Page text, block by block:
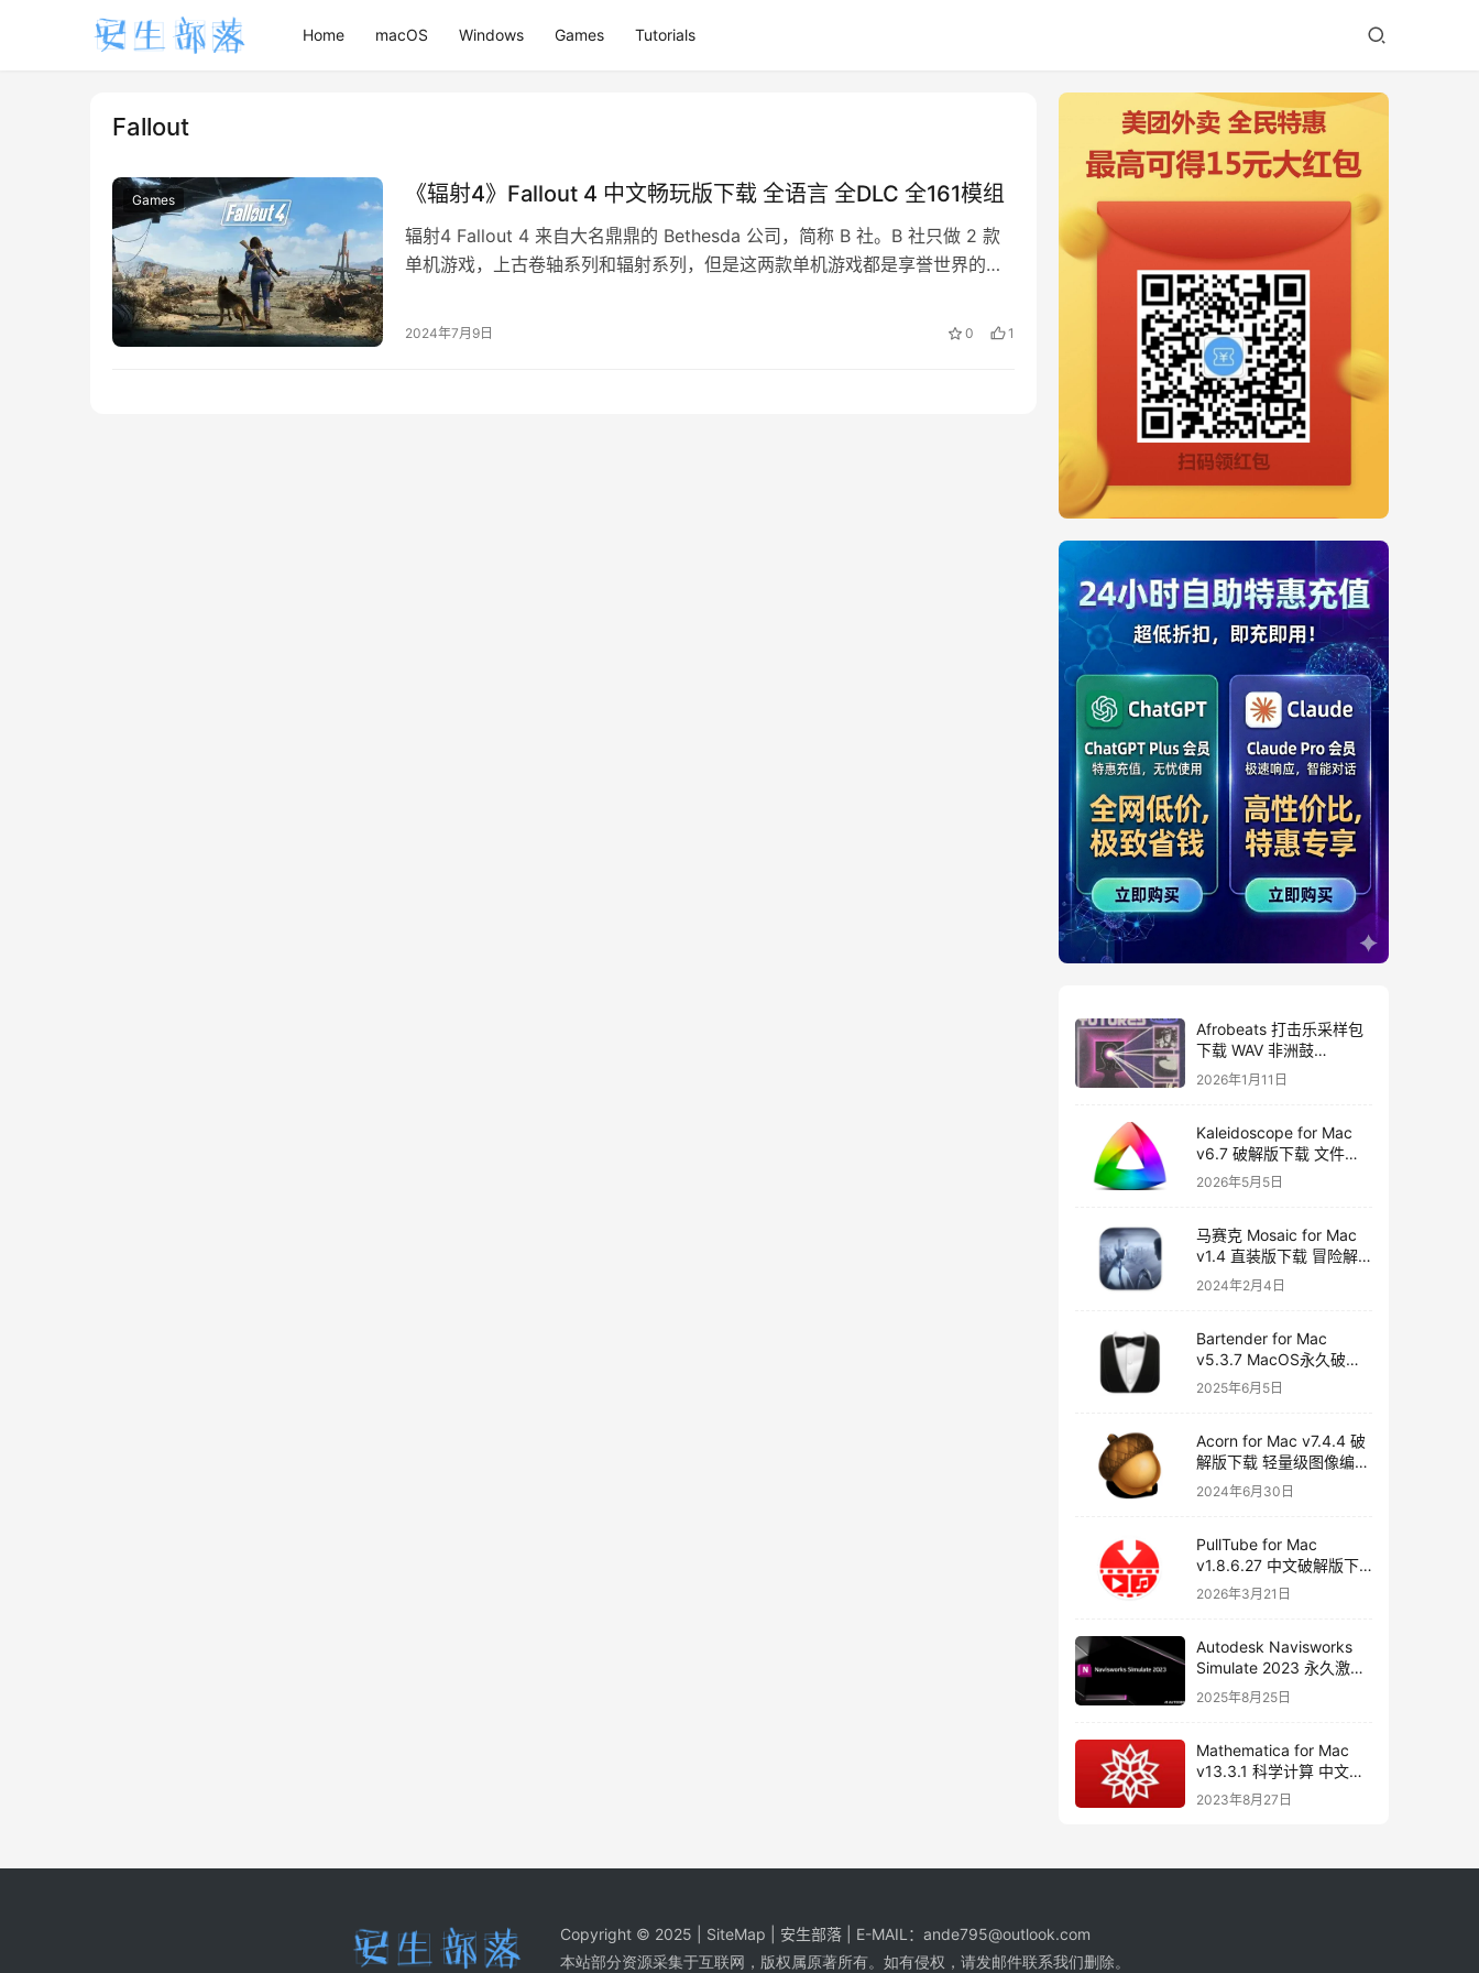
Home macOS Windows Games Tutorials
Fallout
Games 《辐射4》Fallout 4 中文畅玩版下载 全语言 全DLC 全161模组
辐射4 Fallout 4 来自大名鼎鼎的 Bethesda 公司，简称 B 社。B 社只做 2 款
单机游戏，上古卷轴系列和辐射系列，但是这两款单机游戏都是享誉世界的存
2024年7月9日 0 1
Afrobeats 打击乐采样包
下载 WAV 非洲鼓
Amapiano Afro House
Futures Vol 2
2026年1月11日
Kaleidoscope for Mac
v6.7 破解版下载 文件比
较工具
2026年5月5日
马赛克 Mosaic for Mac
v1.4 直装版下载 冒险解
谜游戏
2024年2月4日
Bartender for Mac
v5.3.7 MacOS永久破解
版下载
2025年6月5日
Acorn for Mac v7.4.4 破
解版下载 轻量级图像编辑
器
2024年6月30日
PullTube for Mac
v1.8.6.27 中文破解版下
载 视频下载工具
2026年3月21日
Autodesk Navisworks
Simulate 2023 永久激活
破解版下载
2025年8月25日
Mathematica for Mac
v13.3.1 科学计算 中文破
解版下载
2023年8月27日
Copyright © 2025 | SiteMap | 安生部落 | E-MAIL： ande795@outlook.com
本站部分资源采集于互联网，版权属原著所有。如有侵权，请发邮件联系我们删除。